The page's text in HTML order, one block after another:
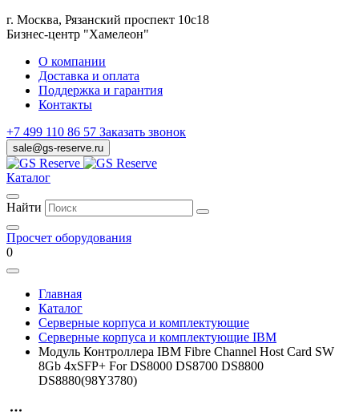
г. Москва, Рязанский проспект 10с18
Бизнес-центр "Хамелеон"
О компании
Доставка и оплата
Поддержка и гарантия
Контакты
+7 499 110 86 57 Заказать звонок
sale@gs-reserve.ru
Каталог
Найти
Просчет оборудования
0
Главная
Каталог
Серверные корпуса и комплектующие
Серверные корпуса и комплектующие IBM
Модуль Контроллера IBM Fibre Channel Host Card SW
8Gb 4xSFP+ For DS8000 DS8700 DS8800
DS8880(98Y3780)